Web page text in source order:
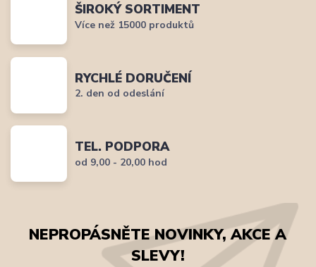
ŠIROKÝ SORTIMENT
Více než 15000 produktů
RYCHLÉ DORUČENÍ
2. den od odeslání
TEL. PODPORA
od 9,00 - 20,00 hod
NEPROPÁSNĚTE NOVINKY, AKCE A
SLEVY!